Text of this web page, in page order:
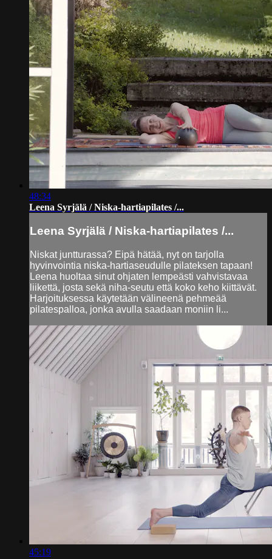
48:34
Leena Syrjälä / Niska-hartiapilates /...
Leena Syrjälä / Niska-hartiapilates /...
Niskat juntturassa? Eipä hätää, nyt on tarjolla
hyvinvointia niska-hartiaseudulle pilateksen tapaan!
Leena huoltaa sinut ohjaten lempeästi vahvistavaa
liikettä, josta sekä niha-seutu että koko keho kiittävät.
Harjoituksessa käytetään välineenä pehmeää
pilatespalloa, jonka avulla saadaan moniin li...
45:19